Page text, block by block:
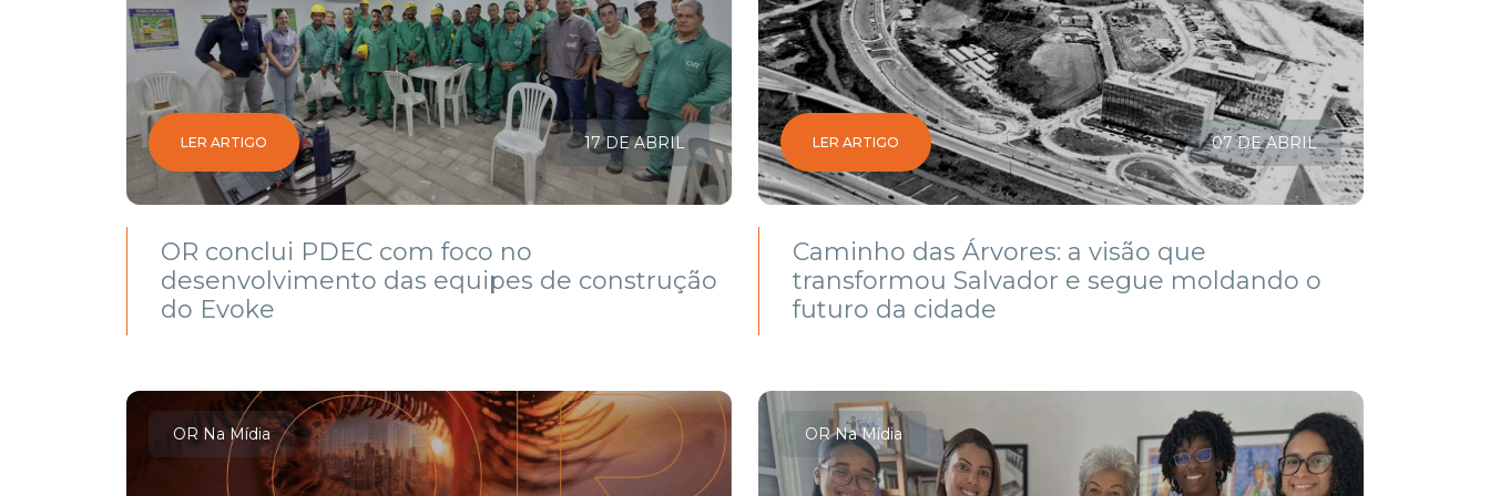
LER ARTIGO 17 DE ABRIL
OR conclui PDEC com foco no
desenvolvimento das equipes de construção
do Evoke
LER ARTIGO 07 DE ABRIL
Caminho das Árvores: a visão que
transformou Salvador e segue moldando o
futuro da cidade
OR Na Mídia OR Na Mídia